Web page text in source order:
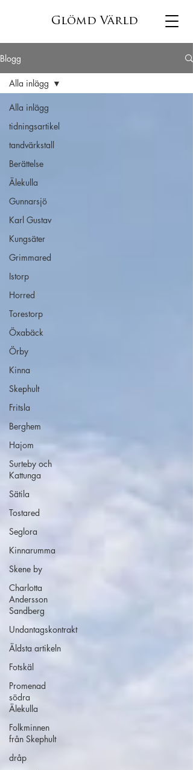
Glömd Värld
Blogg
Alla inlägg
tidningsartikel
tandvärkstall
Berättelse
Älekulla
Gunnarsjö
Karl Gustav
Kungsäter
Grimmared
Istorp
Horred
Torestorp
Öxabäck
Örby
Kinna
Skephult
Fritsla
Berghem
Hajom
Surteby och
Kattunga
Sätila
Tostared
Seglora
Kinnarumma
Skene by
Charlotta
Andersson
Sandberg
Undantagskontrakt
Äldsta artikeln
Fotskäl
Promenad
södra
Älekulla
Folkminnen
från Skephult
dråp
Alla inlägg